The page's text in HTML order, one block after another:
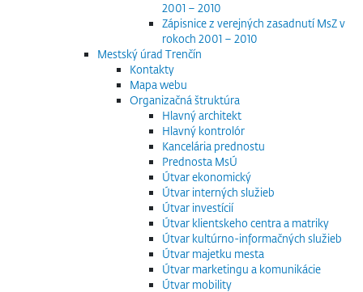
2001 – 2010
Zápisnice z verejných zasadnutí MsZ v
rokoch 2001 – 2010
Mestský úrad Trenčín
Kontakty
Mapa webu
Organizačná štruktúra
Hlavný architekt
Hlavný kontrolór
Kancelária prednostu
Prednosta MsÚ
Útvar ekonomický
Útvar interných služieb
Útvar investícií
Útvar klientskeho centra a matriky
Útvar kultúrno-informačných služieb
Útvar majetku mesta
Útvar marketingu a komunikácie
Útvar mobility